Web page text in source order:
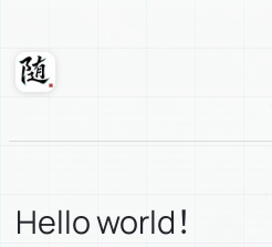
内
随轩
Hello world！